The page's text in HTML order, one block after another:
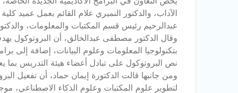
الآداب، والدكتور النميري علام القائم بعمل عميد
عبدالرحيم رئيس قسم المكتبات والمعلومات،
وقال الدكتور مصطفى عبدالخالق، أن البروتوكول
بتكنولوجيا المعلومات وعلوم البيانات، إضافة إلى
نص البروتوكول على تبادل أعضاء هيئة التدريس بما
ومن جانبها قالت الدكتورة إيمان حماد، أن تفعيل
لتطوير علوم المكتبات وعلوم الذكاء الاصطناعي،